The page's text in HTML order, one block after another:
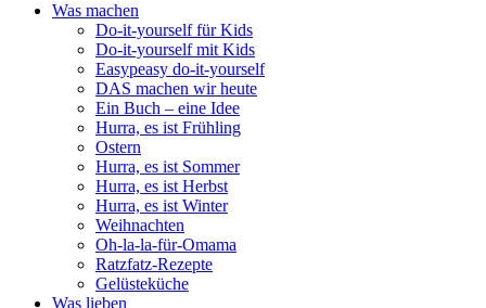
Was machen
Do-it-yourself für Kids
Do-it-yourself mit Kids
Easypeasy do-it-yourself
DAS machen wir heute
Ein Buch – eine Idee
Hurra, es ist Frühling
Ostern
Hurra, es ist Sommer
Hurra, es ist Herbst
Hurra, es ist Winter
Weihnachten
Oh-la-la-für-Omama
Ratzfatz-Rezepte
Gelüsteküche
Was lieben